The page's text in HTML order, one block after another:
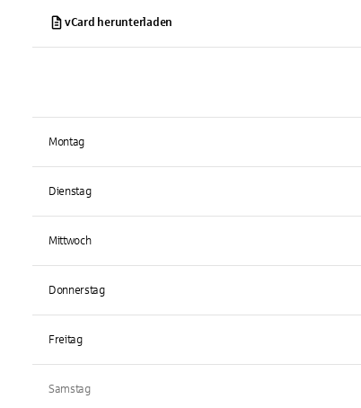
vCard herunterladen
Montag
Dienstag
Mittwoch
Donnerstag
Freitag
Samstag